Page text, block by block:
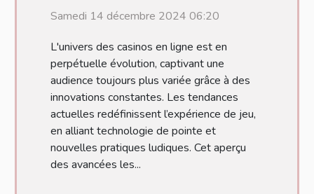
Samedi 14 décembre 2024 06:20
L'univers des casinos en ligne est en
perpétuelle évolution, captivant une
audience toujours plus variée grâce à des
innovations constantes. Les tendances
actuelles redéfinissent l’expérience de jeu,
en alliant technologie de pointe et
nouvelles pratiques ludiques. Cet aperçu
des avancées les...